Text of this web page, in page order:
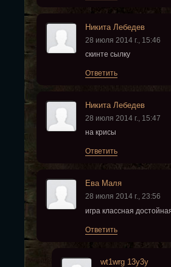
Никита Лебедев
28 июля 2014 г., 15:46
скинте сылку
Ответить
Никита Лебедев
28 июля 2014 г., 15:47
на крисы
Ответить
Ева Маля
28 июля 2014 г., 23:56
игра классная
Ответить
wt1wrg 13y3y